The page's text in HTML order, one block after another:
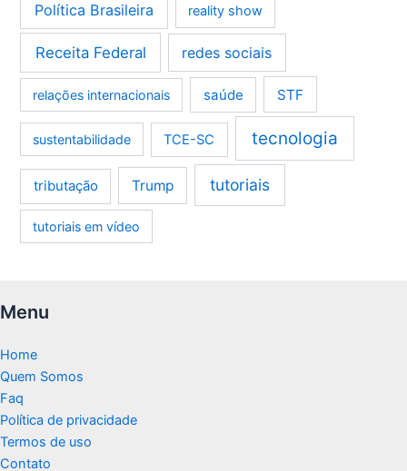
Política Brasileira reality show
Receita Federal redes sociais
relações internacionais saúde STF
sustentabilidade TCE-SC tecnologia
tributação Trump tutoriais
tutoriais em vídeo
Menu
Home
Quem Somos
Faq
Política de privacidade
Termos de uso
Contato